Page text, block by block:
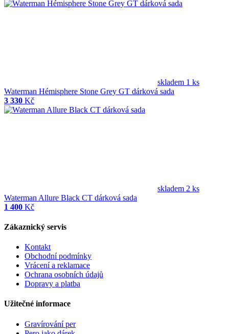
skladem 1 ks
Waterman Hémisphere Stone Grey GT dárková sada
3 330 Kč
skladem 2 ks
Waterman Allure Black CT dárková sada
1 400 Kč
Zákaznický servis
Kontakt
Obchodní podmínky
Vrácení a reklamace
Ochrana osobních údajů
Dopravy a platba
Užitečné informace
Gravírování per